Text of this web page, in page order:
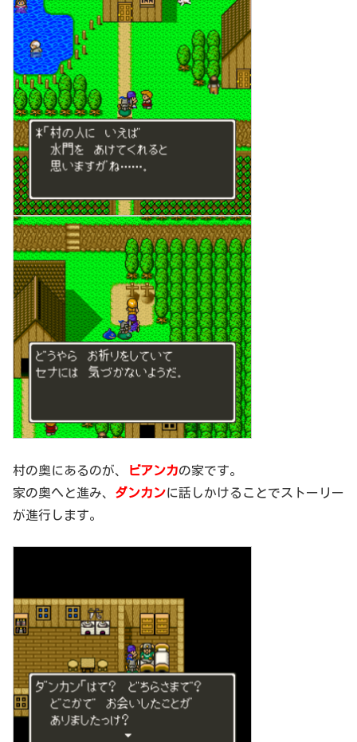
村の奥にあるのが、 ビアンカの家です。
家の奥へと進み、 ダンカンに話しかけることでストーリー
が進行します。